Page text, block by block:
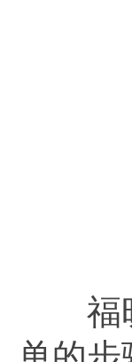
福昕